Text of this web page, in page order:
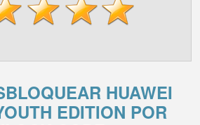
HUAWEI
EDITION POR